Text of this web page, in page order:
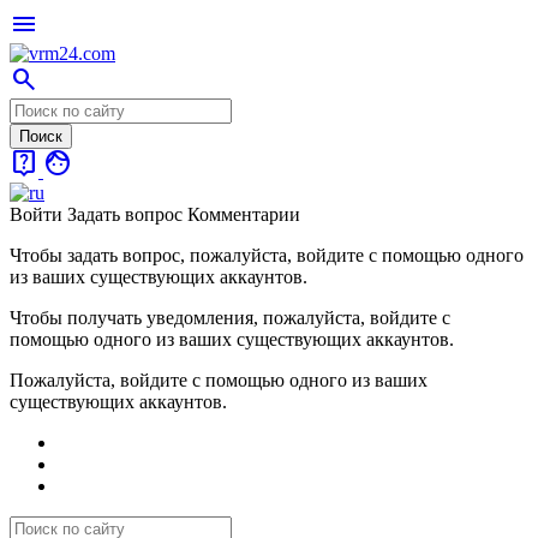
menu
search
live_help face
Войти Задать вопрос Комментарии
Чтобы задать вопрос, пожалуйста, войдите с помощью одного
из ваших существующих аккаунтов.
Чтобы получать уведомления, пожалуйста, войдите с
помощью одного из ваших существующих аккаунтов.
Пожалуйста, войдите с помощью одного из ваших
существующих аккаунтов.